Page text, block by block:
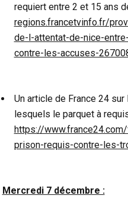
requiert entre 2 et 15 ans
regions.francetvinfo.fr/
de-l-attentat-de-nice-
contre-les-accuses-
Un article de France 24
lesquels le parquet à
https://
prison-requis-contre-les-
Mercredi 7 décembre :